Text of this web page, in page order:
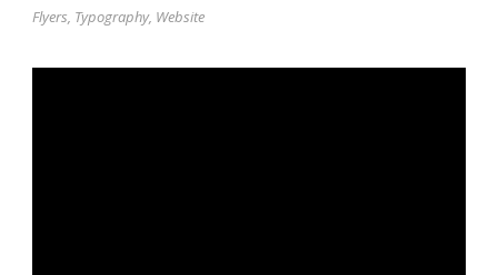
Flyers, Typography, Website